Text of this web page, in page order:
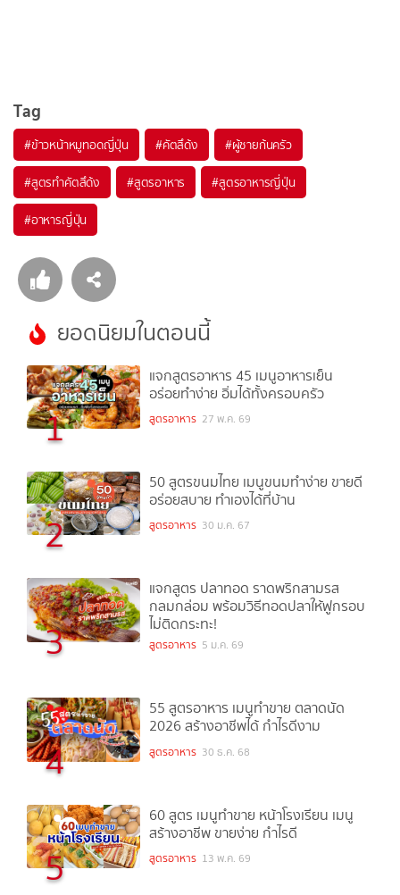
Tag
#ข้าวหน้าหมูทอดญี่ปุ่น #คัตสึด้ง #ผู้ชายก้นครัว
#สูตรทำคัตสึด้ง #สูตรอาหาร #สูตรอาหารญี่ปุ่น
#อาหารญี่ปุ่น
ยอดนิยมในตอนนี้
1
แจกสูตรอาหาร 45 เมนูอาหารเย็น
อร่อยทำง่าย อิ่มได้ทั้งครอบครัว
สูตรอาหาร 27 พ.ค. 69
2
50 สูตรขนมไทย เมนูขนมทำง่าย ขายดี
อร่อยสบาย ทำเองได้ที่บ้าน
สูตรอาหาร 30 ม.ค. 67
3
แจกสูตร ปลาทอด ราดพริกสามรส
กลมกล่อม พร้อมวิธีทอดปลาให้ฟูกรอบ
ไม่ติดกระทะ!
สูตรอาหาร 5 ม.ค. 69
4
55 สูตรอาหาร เมนูทำขาย ตลาดนัด
2026 สร้างอาชีพได้ กำไรดีงาม
สูตรอาหาร 30 ธ.ค. 68
5
60 สูตร เมนูทำขาย หน้าโรงเรียน เมนู
สร้างอาชีพ ขายง่าย กำไรดี
สูตรอาหาร 13 พ.ค. 69